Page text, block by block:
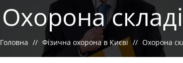
Охорона
Головна Фізична охорона в Києві Охорона